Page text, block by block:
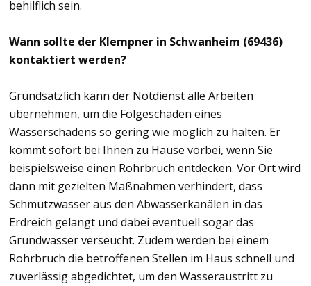
behilflich sein.
Wann sollte der Klempner in Schwanheim (69436)
kontaktiert werden?
Grundsätzlich kann der Notdienst alle Arbeiten
übernehmen, um die Folgeschäden eines
Wasserschadens so gering wie möglich zu halten. Er
kommt sofort bei Ihnen zu Hause vorbei, wenn Sie
beispielsweise einen Rohrbruch entdecken. Vor Ort wird
dann mit gezielten Maßnahmen verhindert, dass
Schmutzwasser aus den Abwasserkanälen in das
Erdreich gelangt und dabei eventuell sogar das
Grundwasser verseucht. Zudem werden bei einem
Rohrbruch die betroffenen Stellen im Haus schnell und
zuverlässig abgedichtet, um den Wasseraustritt zu